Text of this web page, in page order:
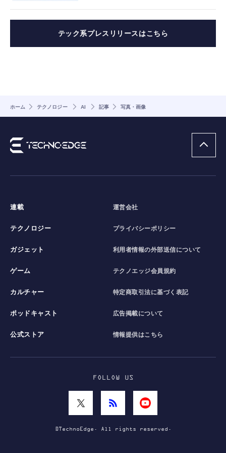
テック系プレスリリースはこちら
ホーム テクノロジー AI 記事 写真・画像
連載
テクノロジー
ガジェット
ゲーム
カルチャー
ポッドキャスト
公式ストア
運営会社
プライバシーポリシー
利用者情報の外部送信について
テクノエッジ会員規約
特定商取引法に基づく表記
広告掲載について
情報提供はこちら
FOLLOW US
©TechnoEdge. All rights reserved.